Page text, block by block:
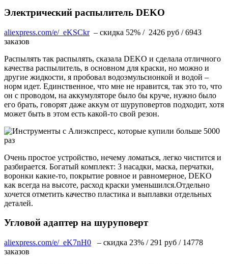
Электрический распылитель DEKO
aliexpress.com/e/_eKSCkr– скидка 52% / 2426 руб / 6943
заказов
Распылять так распылять, сказала DEKO и сделала отличного
качества распылитель, в основном для краски, но можно и
другие жидкости, я пробовал водоэмульсионкой и водой –
норм идет. Единственное, что мне не нравится, так это то, что
он с проводом, на аккумуляторе было бы круче, нужно было
его брать, говорят даже аккум от шуруповертов подходит, хотя
может быть в этом есть какой-то свой резон.
Очень простое устройство, нечему ломаться, легко чистится и
разбирается. Богатый комплект: 3 насадки, маска, перчатки,
воронки какие-то, покрытие ровное и равномерное, DEKO
как всегда на высоте, расход краски уменьшился.Отдельно
хочется отметить качество пластика и выплавки отдельных
деталей.
Угловой адаптер на шуруповерт
aliexpress.com/e/_eK7nH0 – скидка 23% / 291 руб / 14778
заказов